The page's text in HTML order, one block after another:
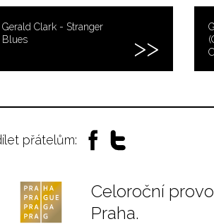
Gerald Clark - Stranger
Blues
přátelům:
Celoroční
Praha.